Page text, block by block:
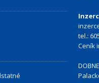
tel.:
Ceník